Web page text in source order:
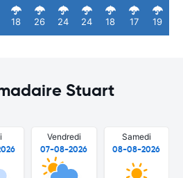
18 26 24 24 18 17 19
Stuart
Vendredi
07-08-2026
Samedi
08-08-2026